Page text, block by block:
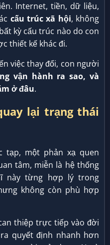
Internet, tiền, dữ liệu,
cấu trúc xã hội, không
kỳ cấu trúc nào do con
thiết kế khác đi.
việc thay đổi, con người
vận hành ra sao, và
ở đâu.
lại trạng thái
một phản xạ quen
tâm, miễn là hệ thống
này từng hợp lý trong
không còn phù hợp
thiệp trực tiếp vào đời
quyết định nhanh hơn